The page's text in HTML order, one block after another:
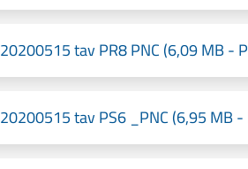
20200515 tav PR8 PNC (6,09 MB -
20200515 tav PS6 _PNC (6,95 MB